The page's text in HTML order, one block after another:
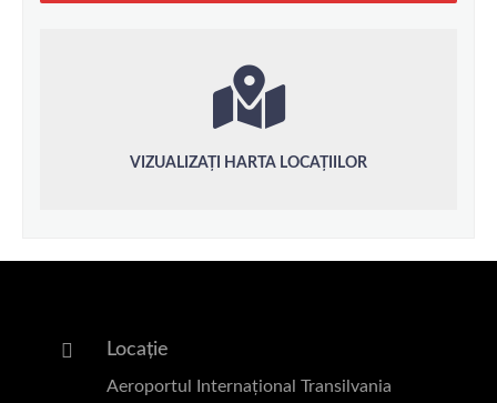
VIZUALIZAȚI HARTA LOCAȚIILOR
Locație
Aeroportul Internațional Transilvania